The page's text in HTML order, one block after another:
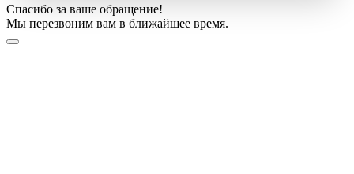
Спасибо за ваше обращение!
Мы перезвоним вам в ближайшее время.